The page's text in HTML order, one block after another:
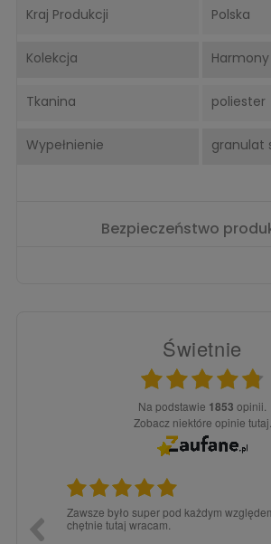
Kraj Produkcji Polska
Kolekcja Harmony
Tkanina poliester
Wypełnienie granulat
Bezpieczeństwo
Świetnie
Na podstawie 1853 opinii.
Zobacz niektóre opinie tutaj.
Zawsze było super pod każdym
chętnie tutaj wracam.